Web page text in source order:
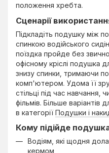
положення хребта.
Сценарії
Підкладіть подушку між
спинкою водійського
поїздка пройде без
офісному кріслі подушка
знизу спинки, тримаючи
комп'ютером. Удома її
стільці під час навчання,
фільмів. Більше
в категорії Подушки і
Кому підійде
Водіям, які щодня
кермом